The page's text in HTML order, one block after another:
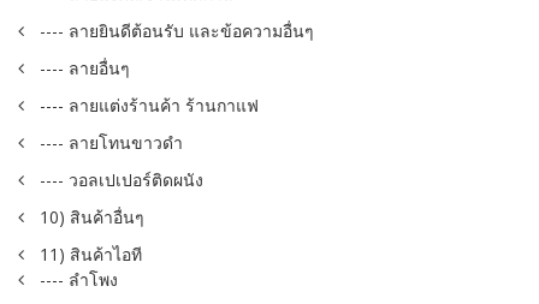
---- ลายยินดีต้อนรับ และข้อความอื่นๆ
---- ลายอื่นๆ
---- ลายแต่งร้านค้า ร้านกาแฟ
---- ลายโทนขาวดำ
---- วอลเปเปอร์ติดผนัง
10) สินค้าอื่นๆ
11) สินค้าไอที
---- ลำโพง